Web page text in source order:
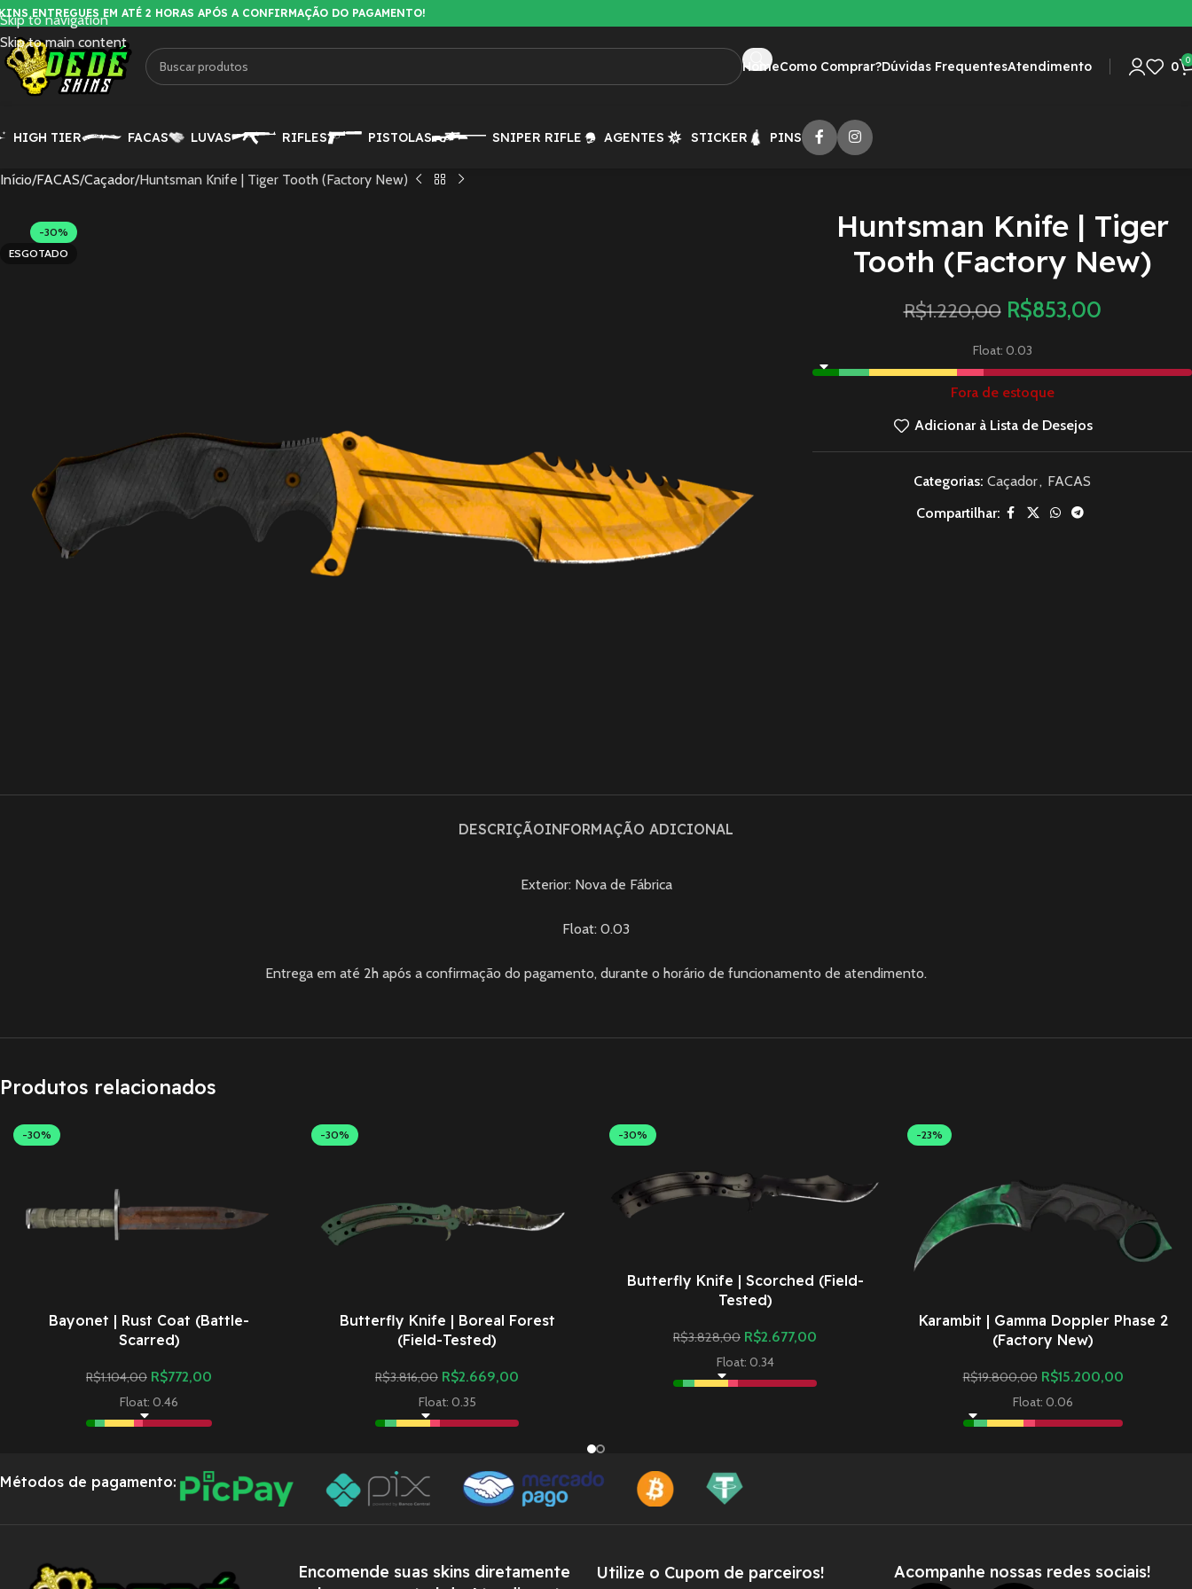
Skip to navigation
Skip to main content
ENTREGUES EM ATÉ 2 HORAS APÓS A CONFIRMAÇÃO DO PAGAMENTO!
HomeComo Comprar?Dúvidas FrequentesAtendimento 0 0
HIGH TIER FACAS LUVAS RIFLES PISTOLAS SNIPER RIFLE AGENTES STICKER PINS
Início FACAS Caçador Huntsman Knife | Tiger Tooth (Factory New)
-30%
ESGOTADO
Huntsman Knife | Tiger
Tooth (Factory New)
R$1.220,00 R$853,00
Float: 0.03
Fora de estoque
Adicionar à Lista de Desejos
Categorias: Caçador, FACAS
Compartilhar:
DESCRIÇÃOINFORMAÇÃO ADICIONAL
Exterior: Nova de Fábrica
Float: 0.03
Entrega em até 2h após a confirmação do pagamento, durante o horário de funcionamento de atendimento.
Produtos relacionados
-30%
Bayonet | Rust Coat (Battle-
Scarred)
R$1.104,00 R$772,00
Float: 0.46
-30%
Butterfly Knife | Boreal Forest
(Field-Tested)
R$3.816,00 R$2.669,00
Float: 0.35
-30%
Butterfly Knife | Scorched (Field-
Tested)
R$3.828,00 R$2.677,00
Float: 0.34
-23%
Karambit | Gamma Doppler Phase 2
(Factory New)
R$19.800,00 R$15.200,00
Float: 0.06
Métodos de pagamento:
Encomende suas skins diretamente
Utilize o Cupom de parceiros! Acompanhe nossas redes sociais!